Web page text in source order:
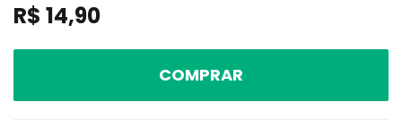
R$ 14,90
COMPRAR